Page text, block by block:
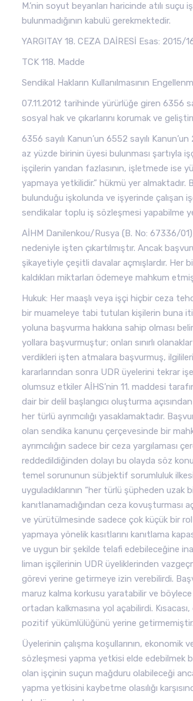
M.’nin soyut beyanları haricinde atılı
bulunmadığının kabulü gerekmektedir.
YARGITAY 18. CEZA DAİRESİ Esas: 2015/
TCK 118. Madde
Sendikal Hakların Kullanılmasının
07.11.2012 tarihinde yürürlüğe giren 6356
sosyal hak ve çıkarlarını korumak ve
6356 sayılı Kanun’un 6552 sayılı
az yüzde birinin üyesi bulunması şartıyla
işçilerin yarıdan fazlasının, işletmede ise
yapmaya yetkilidir.” hükmü yer
bulunduğu işkolunda ve işyerinde çalışan
sendikalar toplu iş sözleşmesi yapabilme
AİHM Danilenkou/Rusya (B. No: 67336/01)
nedeniyle işten çıkartılmıştır. Ancak
şikayetiyle çeşitli davalar açmışlardır. Her
kaldıkları miktarları ödemeye mahkum
Hukuk: Her maaşlı veya işçi hiçbir ceza
bir muameleye tabi tutulan kişilerin buna
yoluna başvurma hakkına sahip olması
yollara başvurmuştur; onları sınırlı
verdikleri işten atmalara başvurmuş,
kararlarından sonra UDR üyelerini tekrar
olumsuz etkiler AİHS’nin 11. maddesi
dair bir delil başlangıcı oluşturma
her türlü ayrımcılığı yasaklamaktadır.
olan sendika kanunu çerçevesinde bir
ayrımcılığın sadece bir ceza yargılaması
reddedildiğinden dolayı bu olayda söz
temel sorununun sübjektif sorumluluk
uyguladıklarının “her türlü şüpheden uzak
kanıtlanamadığından ceza kovuşturması
ve yürütülmesinde sadece çok küçük bir rol
yapmaya yönelik kasıtlarını kanıtlama
ve uygun bir şekilde telafi edebileceğine
liman işçilerinin UDR üyeliklerinden
görevi yerine getirmeye izin verebilirdi.
maruz kalma korkusu yaratabilir ve
ortadan kalkmasına yol açabilirdi.
pozitif yükümlülüğünü yerine
Üyelerinin çalışma koşullarının,
sözleşmesi yapma yetkisi elde edebilmek
olan işçinin suçun mağduru olabileceği
yapma yetkisini kaybetme olasılığı